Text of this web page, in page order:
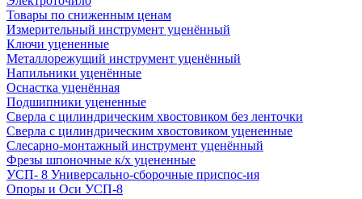
Товары по сниженным ценам
Измерительный инструмент уценённый
Ключи уцененные
Металлорежущий инструмент уценённый
Напильники уценённые
Оснастка уценённая
Подшипники уцененные
Сверла с цилиндрическим хвостовиком без ленточки
Сверла с цилиндрическим хвостовиком уцененные
Слесарно-монтажный инструмент уценённый
Фрезы шпоночные к/х уцененные
УСП- 8 Универсально-сборочные приспос-ия
Опоры и Оси УСП-8